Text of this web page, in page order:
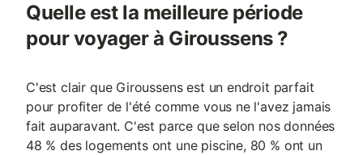
Quelle est la meilleure période
pour voyager à Giroussens ?
C'est clair que Giroussens est un endroit parfait
pour profiter de l'été comme vous ne l'avez jamais
fait auparavant. C'est parce que selon nos données
48 % des logements ont une piscine, 80 % ont un